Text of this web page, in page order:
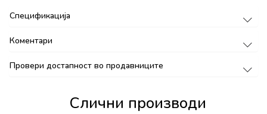
Спецификација
Коментари
Провери достапност во продавниците
Слични производи